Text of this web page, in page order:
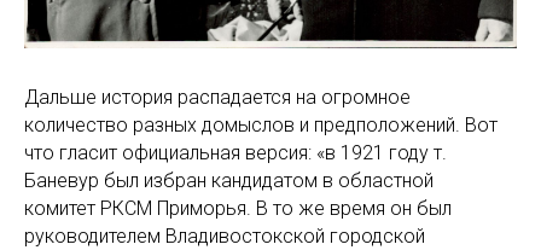
Дальше история распадается на огромное
количество разных домыслов и предположений. Вот
что гласит официальная версия: «в 1921 году т.
Баневур был избран кандидатом в областной
комитет РКСМ Приморья. В то же время он был
руководителем Владивостокской городской